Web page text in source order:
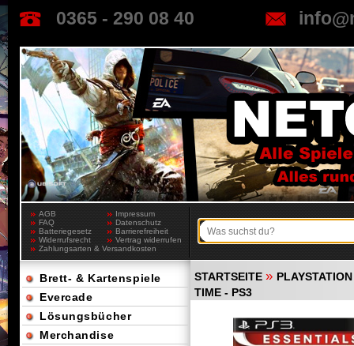
0365 - 290 08 40
AGB
Impressum
FAQ
Datenschutz
Batteriegesetz
Barrierefreiheit
Widerrufsrecht
Vertrag widerrufen
Zahlungsarten & Versandkosten
STARTSEITE »
TIME - PS3
Brett- & Kartenspiele
Evercade
Lösungsbücher
Merchandise